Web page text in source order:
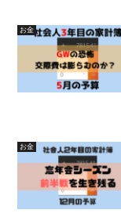
お金
お金